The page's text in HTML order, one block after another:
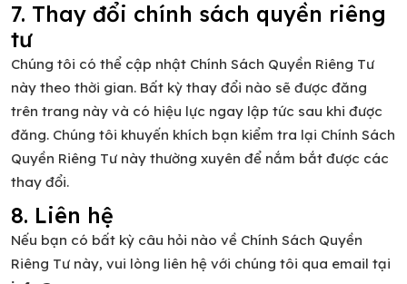
7. Thay đổi chính sách quyền riêng
tư
Chúng tôi có thể cập nhật Chính Sách Quyền Riêng Tư
này theo thời gian. Bất kỳ thay đổi nào sẽ được đăng
trên trang này và có hiệu lực ngay lập tức sau khi được
đăng. Chúng tôi khuyến khích bạn kiểm tra lại Chính Sách
Quyền Riêng Tư này thường xuyên để nắm bắt được các
thay đổi.
8. Liên hệ
Nếu bạn có bất kỳ câu hỏi nào về Chính Sách Quyền
Riêng Tư này, vui lòng liên hệ với chúng tôi qua email tại